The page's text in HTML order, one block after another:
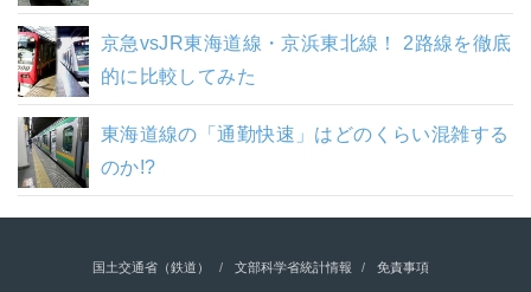
京急vsJR東海道線・京浜東北線！ 2路線を徹底
的に比較してみた
東海道線の「通勤快速」はどのくらい混雑する
のか!?
国土交通省（鉄道） 文部科学省統計情報 免責事項